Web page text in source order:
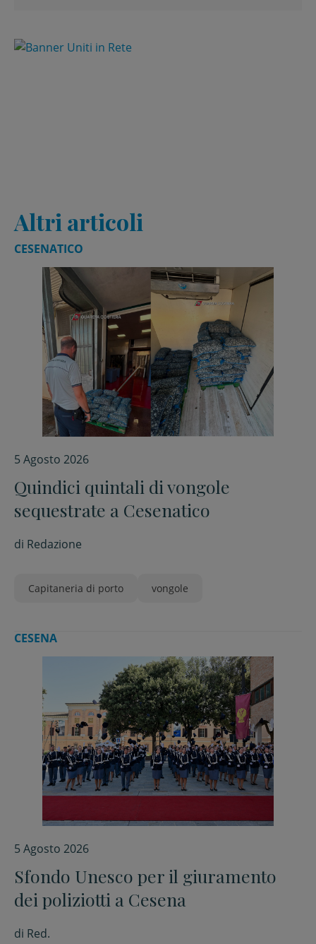
Altri articoli
CESENATICO
5 Agosto 2026
Quindici quintali di vongole
sequestrate a Cesenatico
di Redazione
Capitaneria di porto vongole
CESENA
5 Agosto 2026
Sfondo Unesco per il giuramento
dei poliziotti a Cesena
di Red.